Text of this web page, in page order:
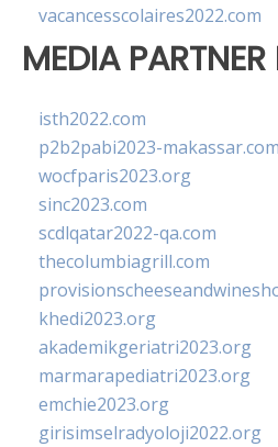
vacancesscolaires2022.com
MEDIA PARTNER
isth2022.com
p2b2pabi2023-makassar.com
wocfparis2023.org
sinc2023.com
scdlqatar2022-qa.com
thecolumbiagrill.com
khedi2023.org
akademikgeriatri2023.org
marmarapediatri2023.org
emchie2023.org
girisimselradyoloji2022.org